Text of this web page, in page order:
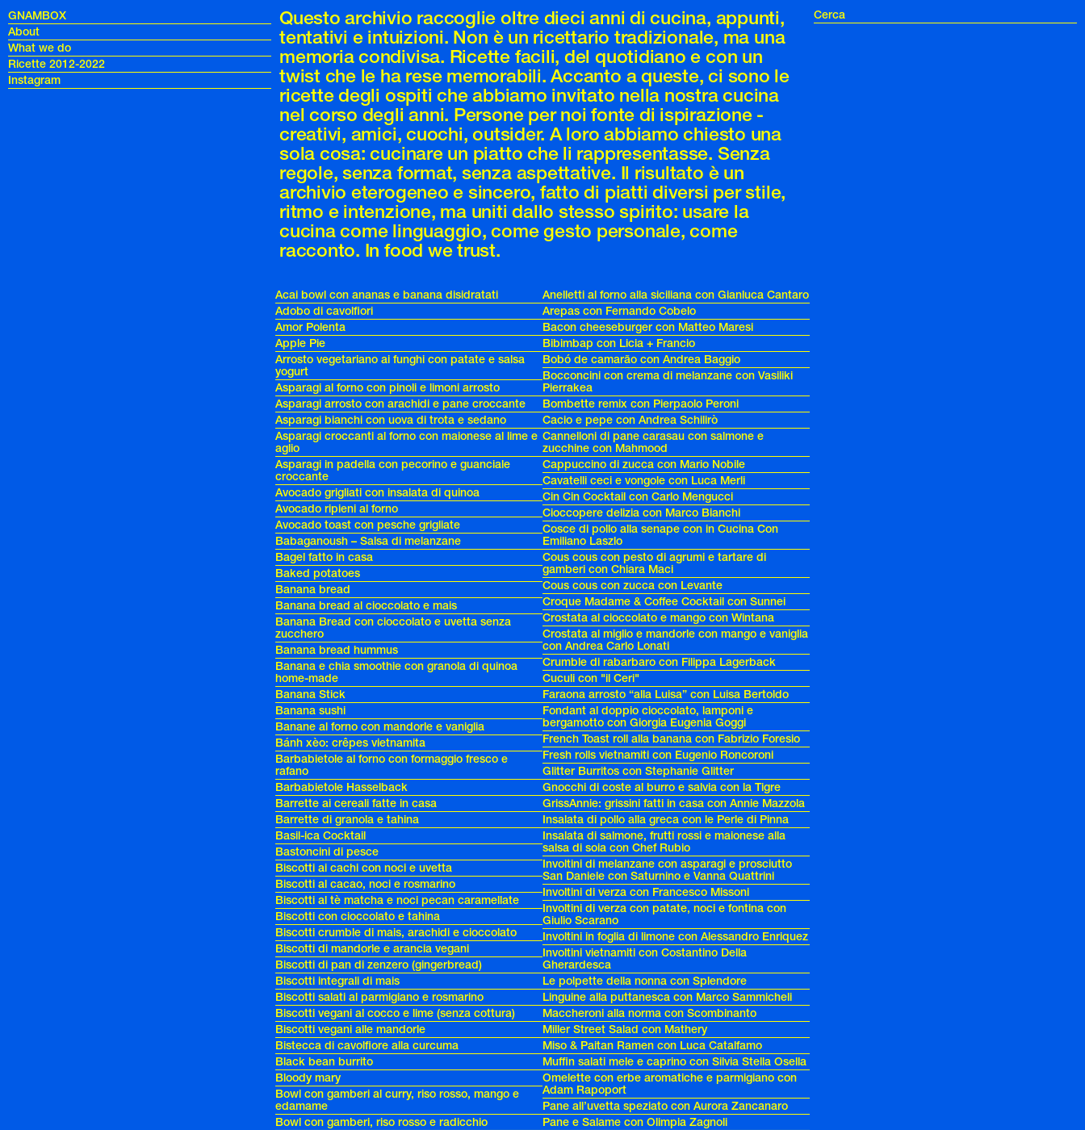
Questo archivio raccoglie oltre dieci anni di cucina, appunti,
tentativi e intuizioni. Non è un ricettario tradizionale, ma una
memoria condivisa. Ricette facili, del quotidiano e con un
twist che le ha rese memorabili. Accanto a queste, ci sono le
ricette degli ospiti che abbiamo invitato nella nostra cucina
nel corso degli anni. Persone per noi fonte di ispirazione -
creativi, amici, cuochi, outsider. A loro abbiamo chiesto una
sola cosa: cucinare un piatto che li rappresentasse. Senza
regole, senza format, senza aspettative. Il risultato è un
archivio eterogeneo e sincero, fatto di piatti diversi per stile,
ritmo e intenzione, ma uniti dallo stesso spirito: usare la
cucina come linguaggio, come gesto personale, come
racconto. In food we trust.
GNAMBOX
About
What we do
Ricette 2012-2022
Instagram
Acai bowl con ananas e banana disidratati
Adobo di cavolfiori
Amor Polenta
Apple Pie
Arrosto vegetariano ai funghi con patate e salsa
yogurt
Asparagi al forno con pinoli e limoni arrosto
Asparagi arrosto con arachidi e pane croccante
Asparagi bianchi con uova di trota e sedano
Asparagi croccanti al forno con maionese al lime e
aglio
Asparagi in padella con pecorino e guanciale
croccante
Avocado grigliati con insalata di quinoa
Avocado ripieni al forno
Avocado toast con pesche grigliate
Babaganoush – Salsa di melanzane
Bagel fatto in casa
Baked potatoes
Banana bread
Banana bread al cioccolato e mais
Banana Bread con cioccolato e uvetta senza
zucchero
Banana bread hummus
Banana e chia smoothie con granola di quinoa
home-made
Banana Stick
Banana sushi
Banane al forno con mandorle e vaniglia
Bánh xèo: crêpes vietnamita
Barbabietole al forno con formaggio fresco e
rafano
Barbabietole Hasselback
Barrette ai cereali fatte in casa
Barrette di granola e tahina
Basil-ica Cocktail
Bastoncini di pesce
Biscotti ai cachi con noci e uvetta
Biscotti al cacao, noci e rosmarino
Biscotti al tè matcha e noci pecan caramellate
Biscotti con cioccolato e tahina
Biscotti crumble di mais, arachidi e cioccolato
Biscotti di mandorle e arancia vegani
Biscotti di pan di zenzero (gingerbread)
Biscotti integrali di mais
Biscotti salati al parmigiano e rosmarino
Biscotti vegani al cocco e lime (senza cottura)
Biscotti vegani alle mandorle
Bistecca di cavolfiore alla curcuma
Black bean burrito
Bloody mary
Bowl con gamberi al curry, riso rosso, mango e
edamame
Bowl con gamberi, riso rosso e radicchio
Anelletti al forno alla siciliana con Gianluca Cantaro
Arepas con Fernando Cobelo
Bacon cheeseburger con Matteo Maresi
Bibimbap con Licia + Francio
Bobó de camarão con Andrea Baggio
Bocconcini con crema di melanzane con Vasiliki
Pierrakea
Bombette remix con Pierpaolo Peroni
Cacio e pepe con Andrea Schilirò
Cannelloni di pane carasau con salmone e
zucchine con Mahmood
Cappuccino di zucca con Mario Nobile
Cavatelli ceci e vongole con Luca Merli
Cin Cin Cocktail con Carlo Mengucci
Cioccopere delizia con Marco Bianchi
Cosce di pollo alla senape con in Cucina Con
Emiliano Laszlo
Cous cous con pesto di agrumi e tartare di
gamberi con Chiara Maci
Cous cous con zucca con Levante
Croque Madame & Coffee Cocktail con Sunnei
Crostata al cioccolato e mango con Wintana
Crostata al miglio e mandorle con mango e vaniglia
con Andrea Carlo Lonati
Crumble di rabarbaro con Filippa Lagerback
Cuculi con "il Ceri"
Faraona arrosto “alla Luisa” con Luisa Bertoldo
Fondant al doppio cioccolato, lamponi e
bergamotto con Giorgia Eugenia Goggi
French Toast roll alla banana con Fabrizio Foresio
Fresh rolls vietnamiti con Eugenio Roncoroni
Glitter Burritos con Stephanie Glitter
Gnocchi di coste al burro e salvia con la Tigre
GrissAnnie: grissini fatti in casa con Annie Mazzola
Insalata di pollo alla greca con le Perle di Pinna
Insalata di salmone, frutti rossi e maionese alla
salsa di soia con Chef Rubio
Involtini di melanzane con asparagi e prosciutto
San Daniele con Saturnino e Vanna Quattrini
Involtini di verza con Francesco Missoni
Involtini di verza con patate, noci e fontina con
Giulio Scarano
Involtini in foglia di limone con Alessandro Enriquez
Involtini vietnamiti con Costantino Della
Gherardesca
Le polpette della nonna con Splendore
Linguine alla puttanesca con Marco Sammicheli
Maccheroni alla norma con Scombinanto
Miller Street Salad con Mathery
Miso & Paitan Ramen con Luca Catalfamo
Muffin salati mele e caprino con Silvia Stella Osella
Omelette con erbe aromatiche e parmigiano con
Adam Rapoport
Pane all’uvetta speziato con Aurora Zancanaro
Pane e Salame con Olimpia Zagnoli